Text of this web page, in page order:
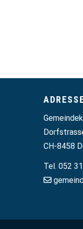
Footer
CH-8458
Tel. 052